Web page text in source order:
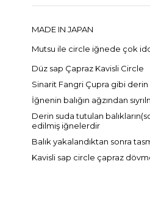
MADE IN JAPAN
Mutsu ile circle iğnede çok
Düz sap Çapraz Kavisli Circle
Sinarit Fangri Çupra gibi
İğnenin balığın ağzından
Derin suda tutulan
edilmiş iğnelerdir
Balık yakalandıktan sonra
Kavisli sap circle çapraz